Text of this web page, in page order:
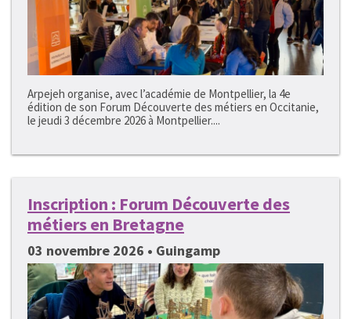
Arpejeh organise, avec l’académie de Montpellier, la 4e
édition de son Forum Découverte des métiers en Occitanie,
le jeudi 3 décembre 2026 à Montpellier....
Inscription : Forum Découverte des
métiers en Bretagne
03 novembre 2026 • Guingamp